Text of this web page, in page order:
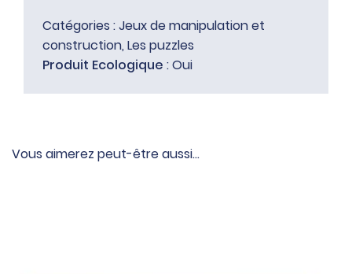
Catégories :Jeux de manipulation et
construction, Les puzzles
Produit Ecologique : Oui
Vous aimerez peut-être aussi…